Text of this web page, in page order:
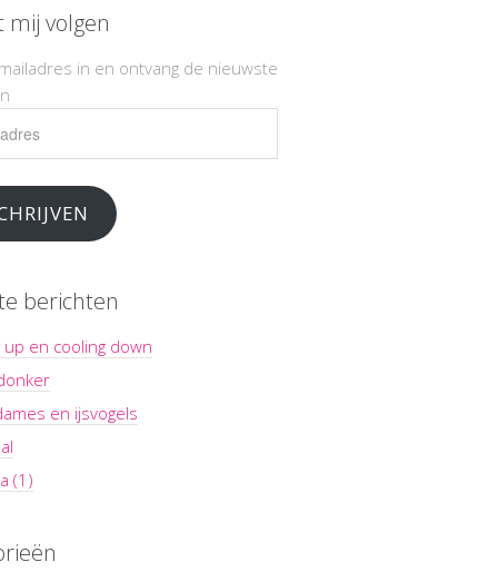
mij volgen
in en ontvang de nieuwste
berichten
en cooling down
en ijsvogels
(1)